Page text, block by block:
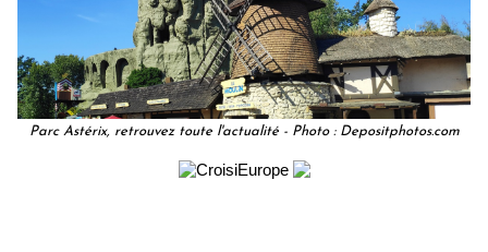
Parc Astérix, retrouvez toute l'actualité - Photo : Depositphotos.com